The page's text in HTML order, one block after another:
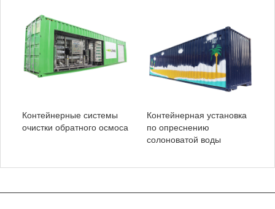
Контейнерные системы
очистки обратного осмоса
Контейнерная установка
по опреснению
солоноватой воды